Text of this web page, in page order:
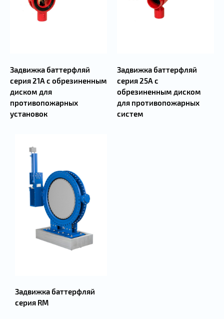
Задвижка баттерфляй
серия 21А с обрезиненным
диском для
противопожарных
установок
Задвижка баттерфляй
серия 25А с
обрезиненным диском
для противопожарных
систем
Задвижка баттерфляй
серия RM